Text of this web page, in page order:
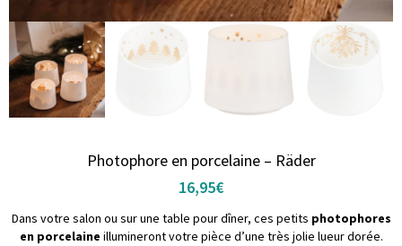
Photophore en porcelaine – Räder
16,95€
Dans votre salon ou sur une table pour dîner, ces petits photophores
en porcelaine illumineront votre pièce d’une très jolie lueur dorée.